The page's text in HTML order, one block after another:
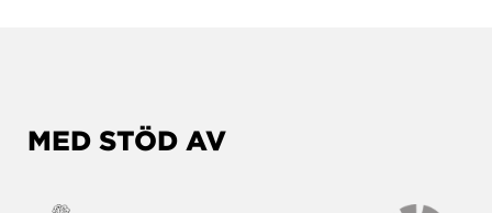
MED STÖD AV